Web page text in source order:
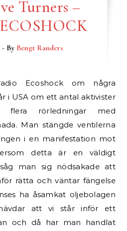
Turners –
- By Bengt Randers
i USA om ett antal aktivister
rörledningar med
Man stängde ventilerna
i en manifestation mot
detta är en väldigt
man sig nödsakade att
rätta och väntar fängelse
ha åsamkat oljebolagen
att vi står inför ett
och då har man handlat